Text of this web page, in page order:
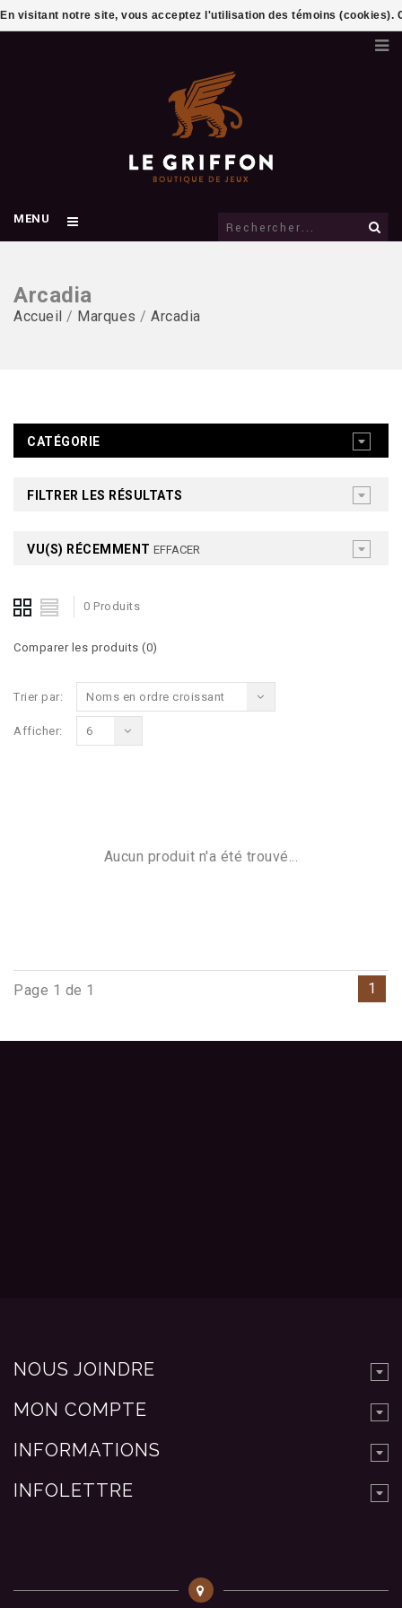
MENU
Arcadia
Accueil / Marques / Arcadia
CATÉGORIE
FILTRER LES RÉSULTATS
VU(S) RÉCEMMENT EFFACER
0 Produits
Comparer les produits (0)
Trier par: Noms en ordre croissant
Afficher: 6
Aucun produit n'a été trouvé...
Page 1 de 1 1
NOUS JOINDRE
MON COMPTE
INFORMATIONS
INFOLETTRE
En visitant notre site, vous acceptez l'utilisation des témoins